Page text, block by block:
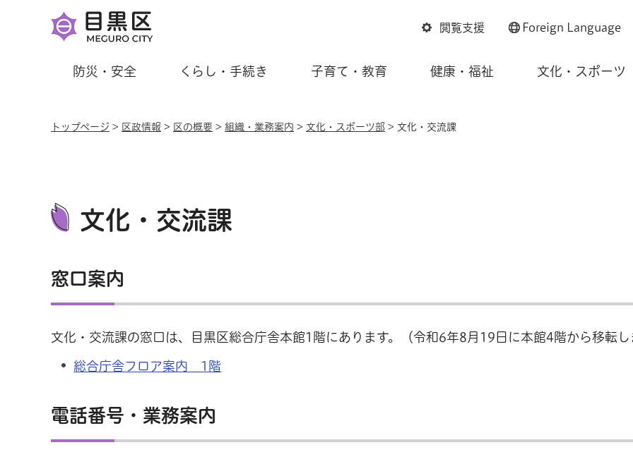
閲覧支援 Foreign Language
防災・安全 くらし・手続き 子育て・教育 健康・福祉 文化・スポーツ
トップページ > 区政情報 > 区の概要 > 組織・業務案内 > 文化・スポーツ部 > 文化・交流課
文化・交流課
窓口案内
文化・交流課の窓口は、目黒区総合庁舎本館1階にあります。（令和6年8月19日に本館4階から移転
総合庁舎フロア案内 1階
電話番号・業務案内